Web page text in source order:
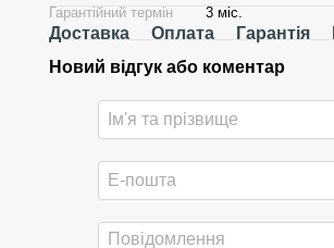
Гарантійний термін
3 міс.
Доставка Оплата Гарантія
Новий відгук або коментар